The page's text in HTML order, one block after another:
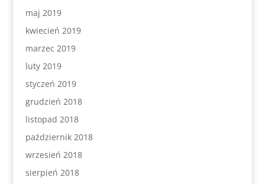
maj 2019
kwiecień 2019
marzec 2019
luty 2019
styczeń 2019
grudzień 2018
listopad 2018
październik 2018
wrzesień 2018
sierpień 2018